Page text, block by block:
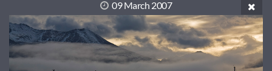
09 March 2007